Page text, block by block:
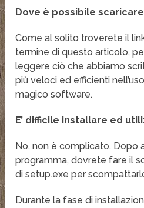
Dove è possibile scaricare
Come al solito troverete il
termine di questo articolo,
leggere ciò che abbiamo
più veloci ed efficienti
magico software.
E’ difficile installare ed
No, non è complicato. Dopo
programma, dovrete fare il
di setup.exe per
Durante la fase di